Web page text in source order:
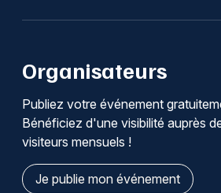
Organisateurs
Publiez votre événement
Bénéficiez d'une visibilité auprès
visiteurs mensuels !
Je publie mon événement